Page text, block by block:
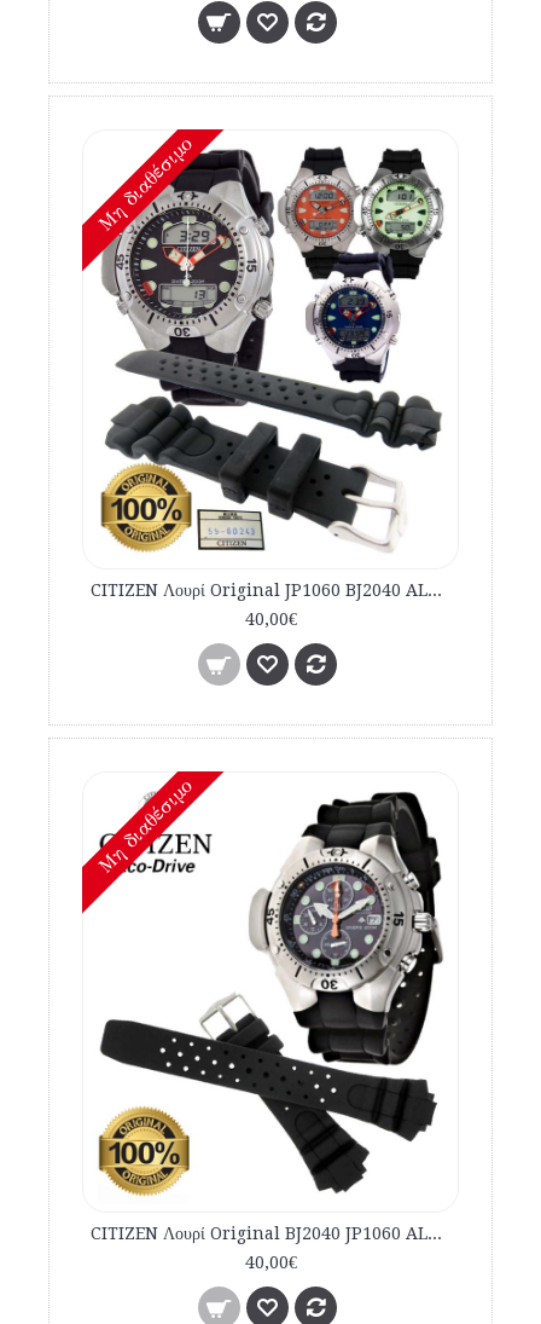
Mη διαθέσιμο
CITIZEN Λουρί Original JP1060 BJ2040 AL0050 Αυθεντικό Λουρί καταδυτικό 59-G0243
40,00€
Mη διαθέσιμο
CITIZEN Λουρί Original BJ2040 JP1060 AL0050 Αυθεντικό Λουρί καταδυτικό 59-G0243
40,00€